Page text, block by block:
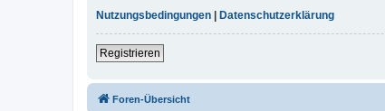
Nutzungsbedingungen | Datenschutzerklärung
Registrieren
Foren-Übersicht